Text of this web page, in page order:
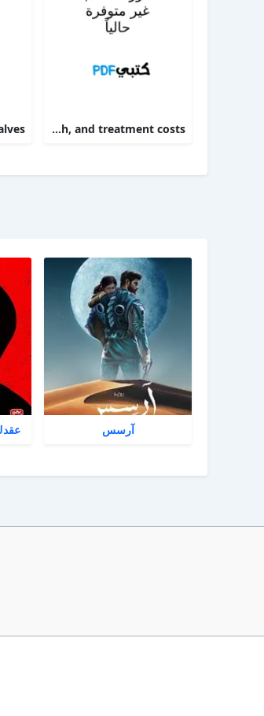
Targeting therapy to minimize antimicrobial use in preweaned calves effects on health, growth, and treatment costs
آرسس